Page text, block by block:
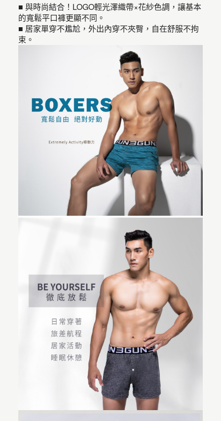
■ 與時尚結合！LOGO輕光澤織帶×花紗色調，讓基本
的寬鬆平口褲更顯不同。
■ 居家單穿不尷尬，外出內穿不夾臀，自在舒服不拘
束。